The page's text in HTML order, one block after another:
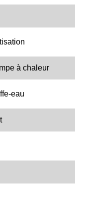
à chaleur
eau